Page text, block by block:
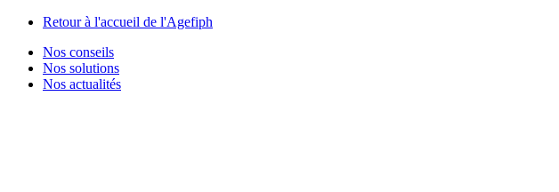
Retour à l'accueil de l'Agefiph
Nos conseils
Nos solutions
Nos actualités